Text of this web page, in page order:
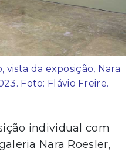
vista da exposição, Nara
Foto: Flávio Freire.
individual com
Nara Roesler,